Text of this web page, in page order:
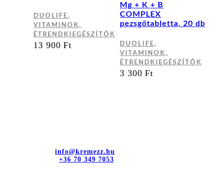
DUOLIFE ,
VITAMINOK,
ÉTRENDKIEGÉSZÍTŐK
13 900Ft
Mg + K + B
COMPLEX
pezsgőtabletta, 20 db
DUOLIFE ,
VITAMINOK,
ÉTRENDKIEGÉSZÍTŐK
3 300Ft
info@kremezz.hu
+36 70 349 7053